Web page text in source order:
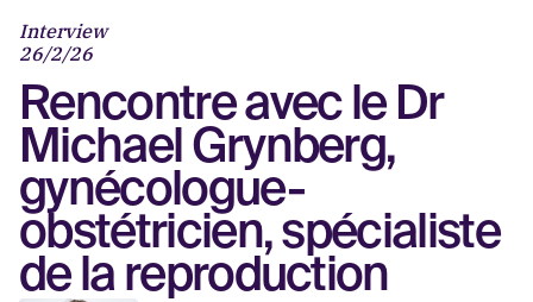
Interview
26/2/26
Rencontre avec le Dr
Michael Grynberg,
gynécologue-
obstétricien, spécialiste
de la reproduction